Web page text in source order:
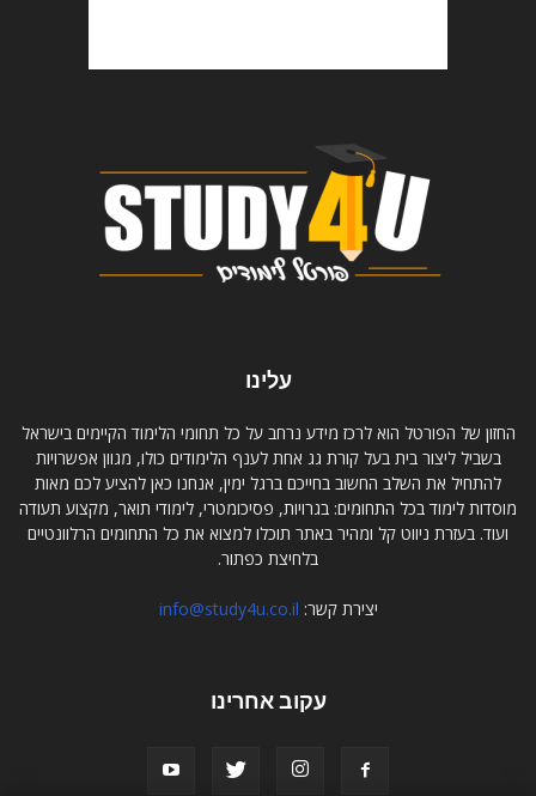
עלינו
החזון של הפורטל הוא לרכז מידע נרחב על כל תחומי הלימוד הקיימים בישראל
בשביל ליצור בית בעל קורת גג אחת לענף הלימודים כולו, מגוון אפשרויות
להתחיל את השלב החשוב בחייכם ברגל ימין, אנחנו כאן להציע לכם מאות
מוסדות לימוד בכל התחומים: בגרויות, פסיכומטרי, לימודי תואר, מקצוע תעודה
ועוד. בעזרת ניווט קל ומהיר באתר תוכלו למצוא את כל התחומים הרלוונטיים
בלחיצת כפתור.
יצירת קשר: info@study4u.co.il
עקוב אחרינו